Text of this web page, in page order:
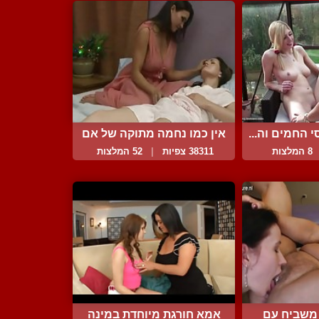
החמים וה...
8 המלצות
אין כמו נחמה מתוקה של אם
38311 צפיות 52 המלצות
משביח עם
אמא חורגת מיוחדת במינה